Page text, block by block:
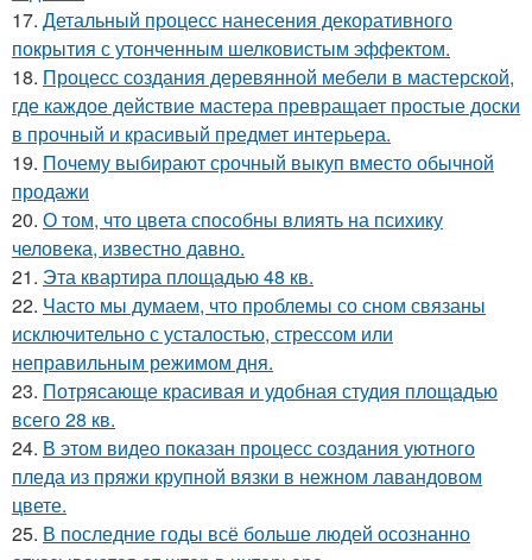
17. Детальный процесс нанесения декоративного
покрытия с утонченным шелковистым эффектом.
18. Процесс создания деревянной мебели в мастерской,
где каждое действие мастера превращает простые доски
в прочный и красивый предмет интерьера.
19. Почему выбирают срочный выкуп вместо обычной
продажи
20. О том, что цвета способны влиять на психику
человека, известно давно.
21. Эта квартира площадью 48 кв.
22. Часто мы думаем, что проблемы со сном связаны
исключительно с усталостью, стрессом или
неправильным режимом дня.
23. Потрясающе красивая и удобная студия площадью
всего 28 кв.
24. В этом видео показан процесс создания уютного
пледа из пряжи крупной вязки в нежном лавандовом
цвете.
25. В последние годы всё больше людей осознанно